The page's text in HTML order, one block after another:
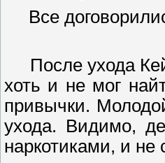
Все
После ухода
хоть и не мог
привычки.
ухода. Видимо,
наркотиками, и не